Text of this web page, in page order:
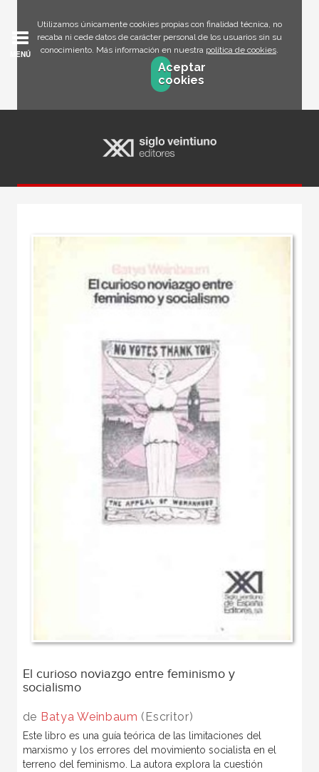
Utilizamos únicamente cookies propias con finalidad técnica, no
recaba ni cede datos de carácter personal de los usuarios sin su
conocimiento. Más información en nuestra política de cookies.
Aceptar
cookies
MENÚ
El curioso noviazgo entre feminismo y
socialismo
de Batya Weinbaum (Escritor)
Este libro es una guía teórica de las limitaciones del
marxismo y los errores del movimiento socialista en el
terreno del feminismo. La autora explora la cuestión